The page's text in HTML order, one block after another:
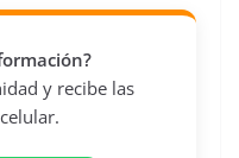
y recibe las